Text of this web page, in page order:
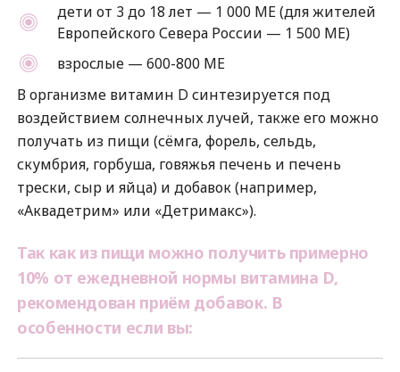
дети от 3 до 18 лет — 1 000 МЕ (для жителей
Европейского Севера России — 1 500 МЕ)
взрослые — 600-800 МЕ
В организме витамин D синтезируется под
воздействием солнечных лучей, также его можно
получать из пищи (сёмга, форель, сельдь,
скумбрия, горбуша, говяжья печень и печень
трески, сыр и яйца) и добавок (например,
«Аквадетрим» или «Детримакс»).
Так как из пищи можно получить примерно
10% от ежедневной нормы витамина D,
рекомендован приём добавок. В
особенности если вы: